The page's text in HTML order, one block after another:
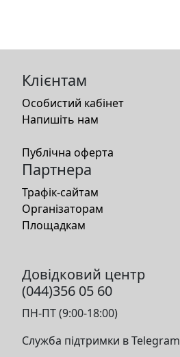
Клієнтам
Особистий кабінет
Напишіть нам
Публічна оферта
Партнера
Трафік-сайтам
Організаторам
Площадкам
Довідковий центр
(044)356 05 60
ПН-ПТ (9:00-18:00)
Служба підтримки в Telegram